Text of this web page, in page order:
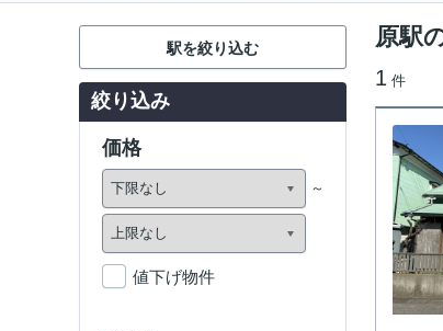
原駅
1 件
駅を絞り込む
絞り込み
価格
値下げ物件